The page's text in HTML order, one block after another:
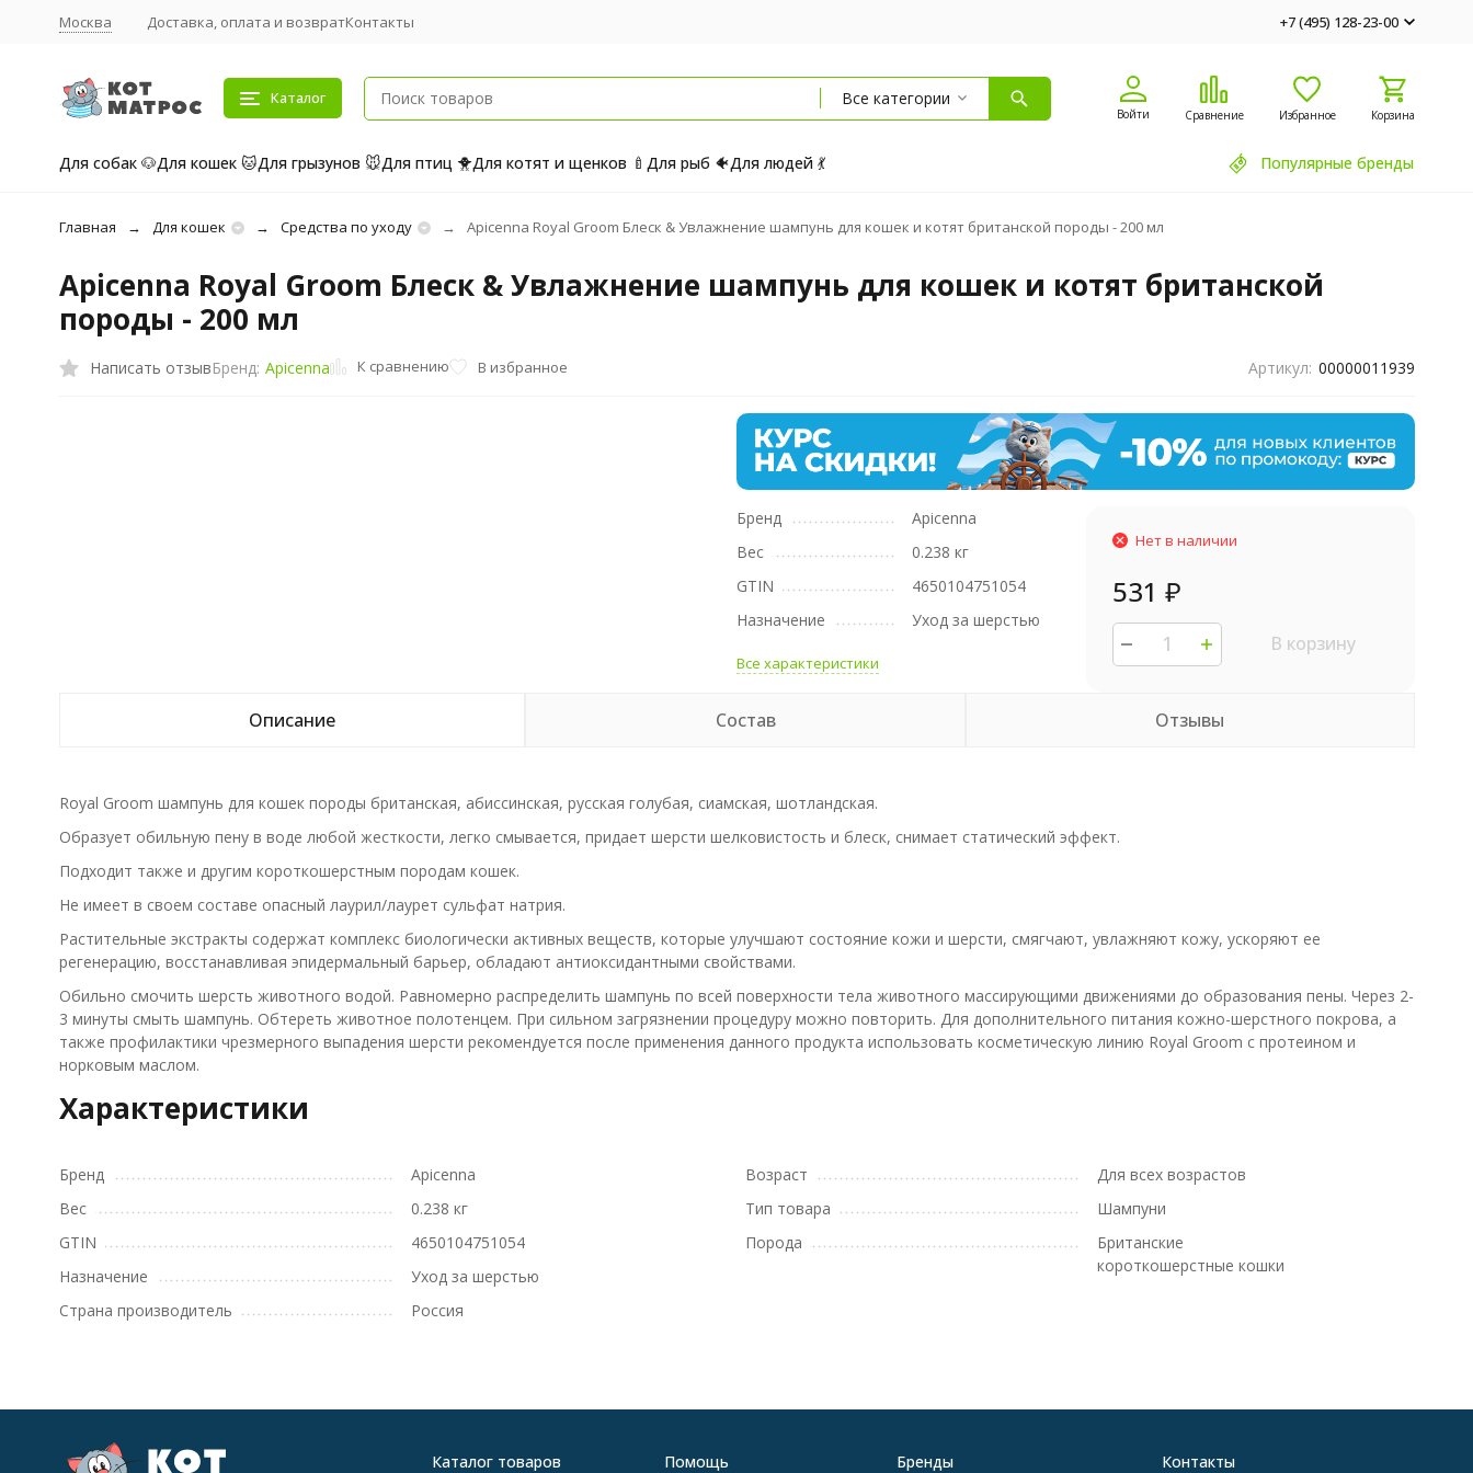
Москва Доставка, оплата и возвратКонтакты +7 (495) 128-23-00
Каталог Все категории
Войти Сравнение Избранное Корзина
Для собак 🐶Для кошек 🐱Для грызунов 🐭Для птиц 🐥Для котят и щенков 🍼 Для рыб 🐠Для людей 💃 Популярные бренды
Главная Для кошек Средства по уходу Apicenna Royal Groom Блеск & Увлажнение шампунь для кошек и котят британской породы - 200 мл
Apicenna Royal Groom Блеск & Увлажнение шампунь для кошек и котят британской
породы - 200 мл
Написать отзывБренд: Apicenna К сравнению В избранное Артикул: 00000011939
Бренд
Apicenna
Вес
0.238 кг
GTIN
4650104751054
Назначение
Уход за шерстью
Все характеристики
Нет в наличии
531 ₽
В корзину
Описание Состав Отзывы
Royal Groom шампунь для кошек породы британская, абиссинская, русская голубая, сиамская, шотландская.
Образует обильную пену в воде любой жесткости, легко смывается, придает шерсти шелковистость и блеск, снимает статический эффект.
Подходит также и другим короткошерстным породам кошек.
Не имеет в своем составе опасный лаурил/лаурет сульфат натрия.
Растительные экстракты содержат комплекс биологически активных веществ, которые улучшают состояние кожи и шерсти, смягчают, увлажняют кожу, ускоряют ее
регенерацию, восстанавливая эпидермальный барьер, обладают антиоксидантными свойствами.
Обильно смочить шерсть животного водой. Равномерно распределить шампунь по всей поверхности тела животного массирующими движениями до образования пены. Через 2-
3 минуты смыть шампунь. Обтереть животное полотенцем. При сильном загрязнении процедуру можно повторить. Для дополнительного питания кожно-шерстного покрова, а
также профилактики чрезмерного выпадения шерсти рекомендуется после применения данного продукта использовать косметическую линию Royal Groom с протеином и
норковым маслом.
Характеристики
Бренд
Apicenna
Вес
0.238 кг
GTIN
4650104751054
Назначение
Уход за шерстью
Страна производитель
Россия
Возраст
Для всех возрастов
Тип товара
Шампуни
Порода
Британские
короткошерстные кошки
Каталог товаров Помощь Бренды Контакты